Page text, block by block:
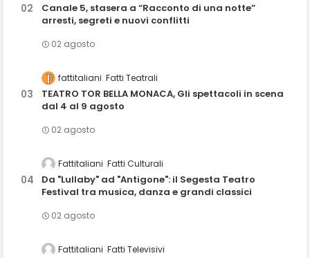
Canale 5, stasera a “Racconto di una notte”
arresti, segreti e nuovi conflitti
02 agosto
fattitaliani Fatti Teatrali
TEATRO TOR BELLA MONACA, Gli spettacoli in scena
dal 4 al 9 agosto
02 agosto
Fattitaliani Fatti Culturali
Da "Lullaby" ad "Antigone": il Segesta Teatro
Festival tra musica, danza e grandi classici
02 agosto
Fattitaliani Fatti Televisivi